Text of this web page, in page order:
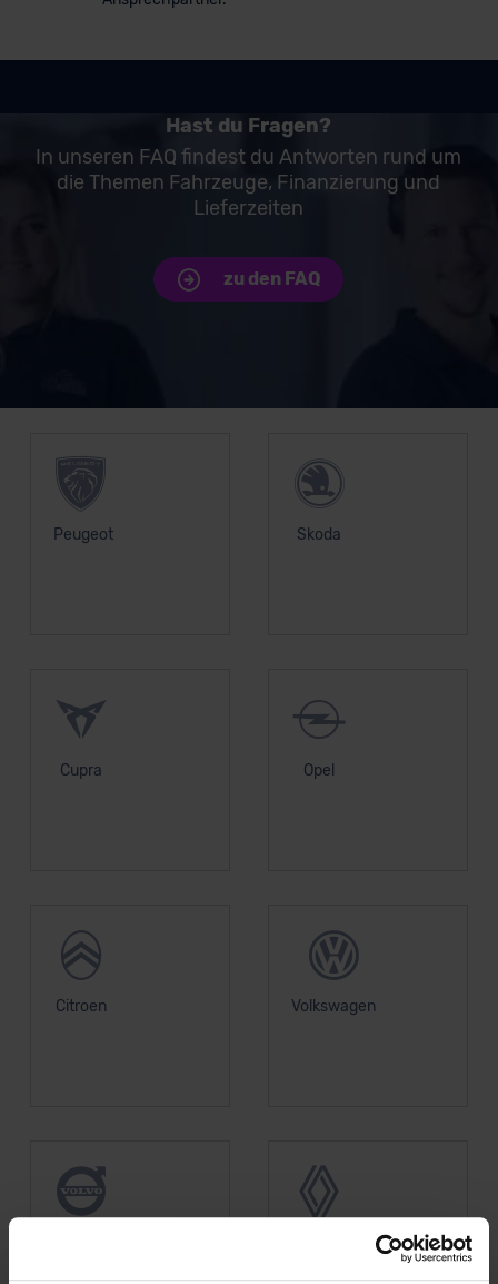
Hast du Fragen?
In unseren FAQ findest du Antworten rund um
die Themen Fahrzeuge, Finanzierung und
Lieferzeiten
zu den FAQ
Peugeot Skoda
Cupra Opel
Citroen Volkswagen